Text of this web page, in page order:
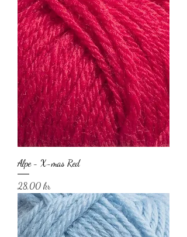
Alpe - X-mas Red
Pris
28,00 kr